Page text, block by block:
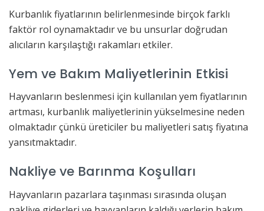
Kurbanlık fiyatlarının belirlenmesinde birçok farklı
faktör rol oynamaktadır ve bu unsurlar doğrudan
alıcıların karşılaştığı rakamları etkiler.
Yem ve Bakım Maliyetlerinin Etkisi
Hayvanların beslenmesi için kullanılan yem fiyatlarının
artması, kurbanlık maliyetlerinin yükselmesine neden
olmaktadır çünkü üreticiler bu maliyetleri satış fiyatına
yansıtmaktadır.
Nakliye ve Barınma Koşulları
Hayvanların pazarlara taşınması sırasında oluşan